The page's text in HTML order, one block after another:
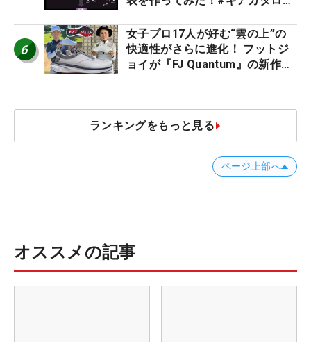
6
女子プロ17人が好む“雲の上”の
快適性がさらに進化！ フットジ
ョイが『FJ Quantum』の新作を
ランキングをもっと見る
ページ上部へ
オススメの記事